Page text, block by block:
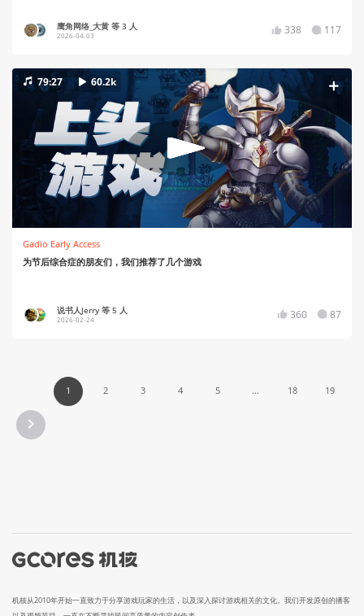
鹰角网络_大黄 等 3 人
2026-04-03 338 117
79:27 60.2k
Gadio Early Access
为节后综合症的朋友们，我们推荐了几个游戏
说书人Jerry 等 5 人
2026-02-24 360 87
1 2 3 4 5 ... 18 19
机核从2010年开始一直致力于分享游戏玩家的生活，以及深入探讨游戏相关的文化。我们开发原创的播客